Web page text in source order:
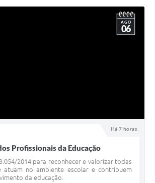
Há 7 horas
AGO
06
Profissionais da Educação
2014 para reconhecer e valorizar todas
atuam no ambiente escolar e contribuem
da educação.